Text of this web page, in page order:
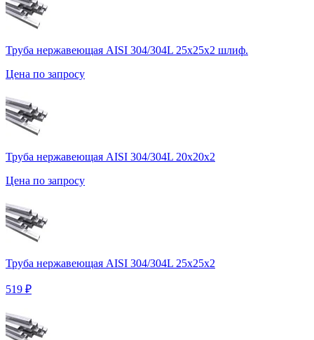
Труба нержавеющая AISI 304/304L 25х25х2 шлиф.
Цена по запросу
Труба нержавеющая AISI 304/304L 20х20х2
Цена по запросу
Труба нержавеющая AISI 304/304L 25х25х2
519 ₽